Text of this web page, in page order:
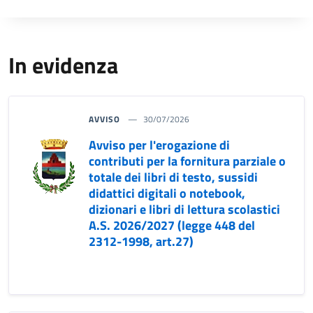
In evidenza
AVVISO 30/07/2026
Avviso per l'erogazione di
contributi per la fornitura parziale o
totale dei libri di testo, sussidi
didattici digitali o notebook,
dizionari e libri di lettura scolastici
A.S. 2026/2027 (legge 448 del
2312-1998, art.27)